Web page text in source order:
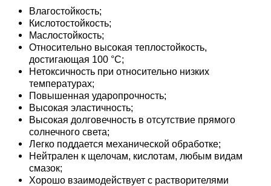
Влагостойкость;
Кислотостойкость;
Маслостойкость;
Относительно высокая теплостойкость,
достигающая 100 °C;
Нетоксичность при относительно низких
температурах;
Повышенная ударопрочность;
Высокая эластичность;
Высокая долговечность в отсутствие прямого
солнечного света;
Легко поддается механической обработке;
Нейтрален к щелочам, кислотам, любым видам
смазок;
Хорошо взаимодействует с растворителями